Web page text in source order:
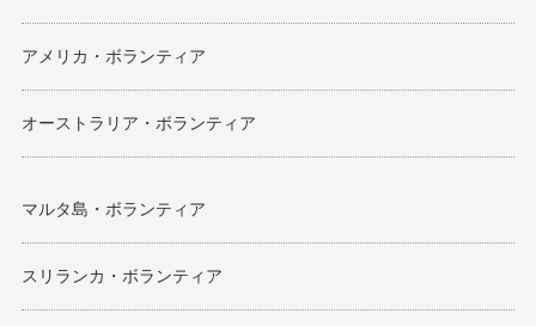
アメリカ・ボランティア
オーストラリア・ボランティア
マルタ島・ボランティア
スリランカ・ボランティア